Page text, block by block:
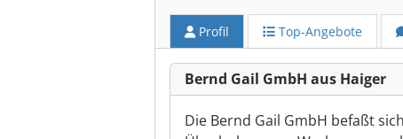
Profil Top-Angebote
Bernd Gail GmbH aus Haiger
Die Bernd Gail GmbH befaßt